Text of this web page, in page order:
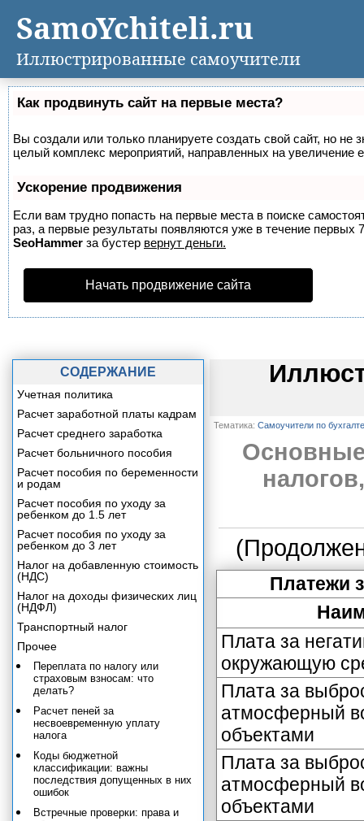
Как продвинуть сайт на первые места?
Вы создали или только планируете создать свой сайт, но не
целый комплекс мероприятий, направленных на увеличение
Ускорение продвижения
Если вам трудно попасть на первые места в поиске
раз, а первые результаты появляются уже в течение первых
SeoHammer за бустер вернут деньги.
Начать продвижение сайта
Тематика: Самоучители по
Платежи
Плата за
окружающую
Плата за
атмосферный
объектами
Плата за
атмосферный
объектами
СОДЕРЖАНИЕ
Учетная политика
Расчет заработной платы кадрам
Расчет среднего заработка
Расчет больничного пособия
Расчет пособия по беременности
и родам
Расчет пособия по уходу за
ребенком до 1.5 лет
Расчет пособия по уходу за
ребенком до 3 лет
Налог на добавленную стоимость
(НДС)
Налог на доходы физических лиц
(НДФЛ)
Транспортный налог
Прочее
Переплата по налогу или
страховым взносам: что
делать?
Расчет пеней за
несвоевременную уплату
налога
Коды бюджетной
классификации: важны
последствия допущенных в них
ошибок
Встречные проверки: права и
SamoYchiteli.ru
Иллюстрированные самоучители